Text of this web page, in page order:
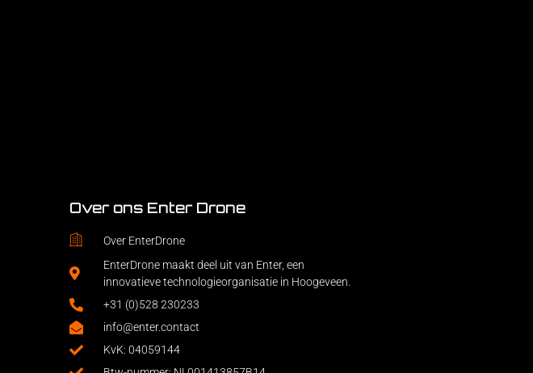
Over ons Enter Drone
Over EnterDrone
EnterDrone maakt deel uit van Enter, een
innovatieve technologieorganisatie in Hoogeveen.
+31 (0)528 230233
info@enter.contact
KvK: 04059144